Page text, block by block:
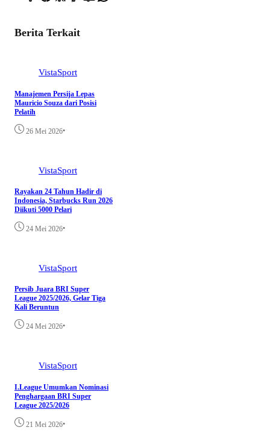
Berita Terkait
VistaSport
Manajemen Persija Lepas
Mauricio Souza dari Posisi
Pelatih
26 Mei 2026•
VistaSport
Rayakan 24 Tahun Hadir di
Indonesia, Starbucks Run 2026
Diikuti 5000 Pelari
24 Mei 2026•
VistaSport
Persib Juara BRI Super
League 2025/2026, Gelar Tiga
Kali Beruntun
24 Mei 2026•
VistaSport
I.League Umumkan Nominasi
Penghargaan BRI Super
League 2025/2026
21 Mei 2026•